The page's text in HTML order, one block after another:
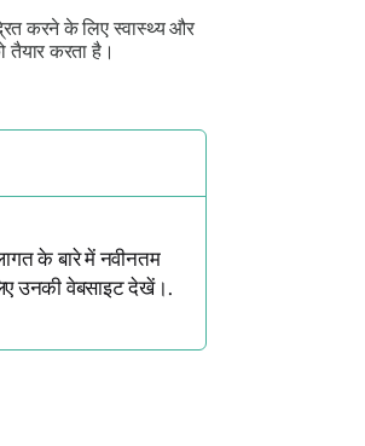
करने के लिए स्वास्थ्य और
तैयार करता है।
के बारे में नवीनतम
उनकी वेबसाइट देखें।.